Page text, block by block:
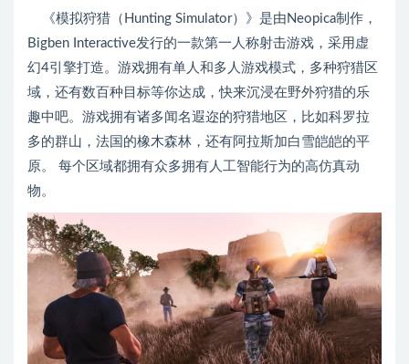
《模拟狩猎（Hunting Simulator）》是由Neopica制作，
Bigben Interactive发行的一款第一人称射击游戏，采用虚
幻4引擎打造。游戏拥有单人和多人游戏模式，多种狩猎区
域，还有数百种目标等你达成，快来沉浸在野外狩猎的乐
趣中吧。游戏拥有诸多闻名遐迩的狩猎地区，比如科罗拉
多的群山，法国的橡木森林，还有阿拉斯加白雪皑皑的平
原。 每个区域都拥有众多拥有人工智能行为的高仿真动
物。